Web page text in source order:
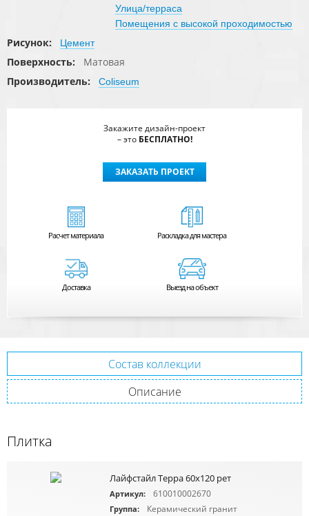
Улица/терраса
Помещения с высокой проходимостью
Рисунок: Цемент
Поверхность:
Матовая
Производитель:
Coliseum
Закажите дизайн-проект
– это БЕСПЛАТНО!
ЗАКАЗАТЬ ПРОЕКТ
Расчетматериала Раскладка для мастера
Доставка Выезд на объект
Состав коллекции
Описание
Плитка
Лайфстайл Терра 60х120 рет
Артикул: 610010002670
Группа: Керамический гранит